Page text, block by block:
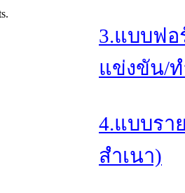
3.แบบฟอ
แข่งขัน/
4.แบบรา
สำเนา)